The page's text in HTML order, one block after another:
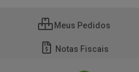
Meus Pedidos
Notas Fiscais